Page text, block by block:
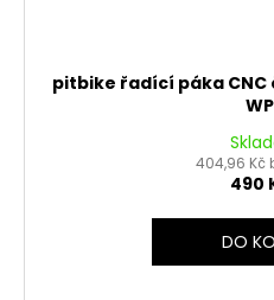
pitbike řadící páka CNC
404,96 Kč
490
DO